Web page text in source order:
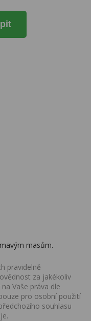
masům.
pravidelně
za jakékoliv
Vaše práva dle
pro osobní použití
souhlasu